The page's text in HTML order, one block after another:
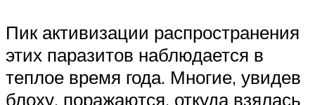
Пик активизации распространения
этих паразитов наблюдается в
теплое время года. Многие, увидев
блоху, поражаются, откуда взялась